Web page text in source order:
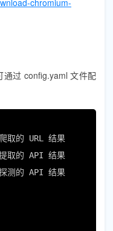
过 config.yaml 文件配
的 URL 结果
的 API 结果
的 API 结果